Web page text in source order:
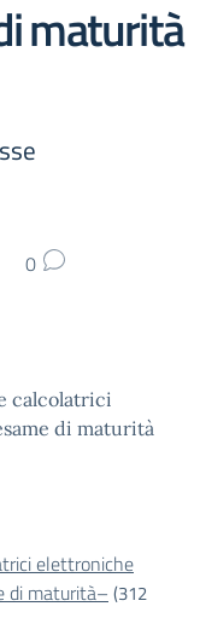
maturità
0
calcolatrici
di maturità
elettroniche
di maturità– (312